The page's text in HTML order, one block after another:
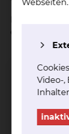
erbracht
bei
Webseiten.
Video-,